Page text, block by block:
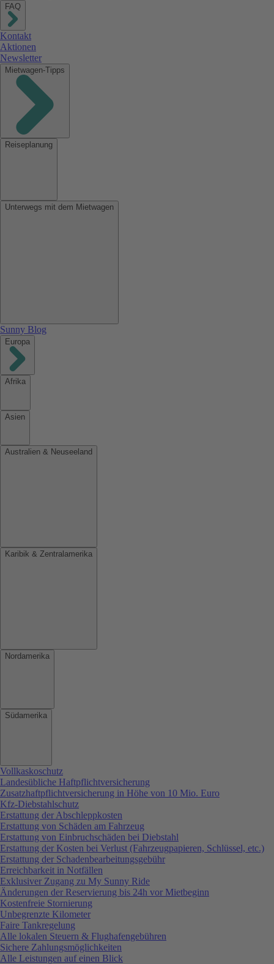
FAQ
Kontakt
Aktionen
Newsletter
Mietwagen-Tipps
Reiseplanung
Unterwegs mit dem Mietwagen
Sunny Blog
Europa
Afrika
Asien
Australien & Neuseeland
Karibik & Zentralamerika
Nordamerika
Südamerika
Vollkaskoschutz
Landesübliche Haftpflichtversicherung
Zusatzhaftpflichtversicherung in Höhe von 10 Mio. Euro
Kfz-Diebstahlschutz
Erstattung der Abschleppkosten
Erstattung von Schäden am Fahrzeug
Erstattung von Einbruchschäden bei Diebstahl
Erstattung der Kosten bei Verlust (Fahrzeugpapieren, Schlüssel, etc.)
Erstattung der Schadenbearbeitungsgebühr
Erreichbarkeit in Notfällen
Exklusiver Zugang zu My Sunny Ride
Änderungen der Reservierung bis 24h vor Mietbeginn
Kostenfreie Stornierung
Unbegrenzte Kilometer
Faire Tankregelung
Alle lokalen Steuern & Flughafengebühren
Sichere Zahlungsmöglichkeiten
Alle Leistungen auf einen Blick